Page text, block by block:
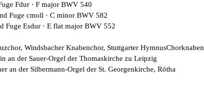
F­dur · F major BWV 540
Fuge c­moll · C minor BWV 582
Fuge Es­dur · E flat major BWV 552
Windsbacher Knabenchor, Stuttgarter Hymnus­Chorknaben
an der Sauer-­Orgel der Thomaskirche zu Leipzig
an der Silbermann­-Orgel der St. Georgenkirche, Rötha